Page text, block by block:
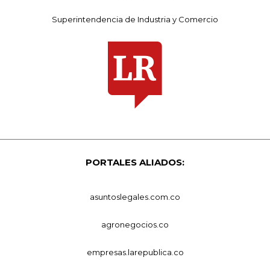
Superintendencia de Industria y Comercio
PORTALES ALIADOS:
asuntoslegales.com.co
agronegocios.co
empresas.larepublica.co